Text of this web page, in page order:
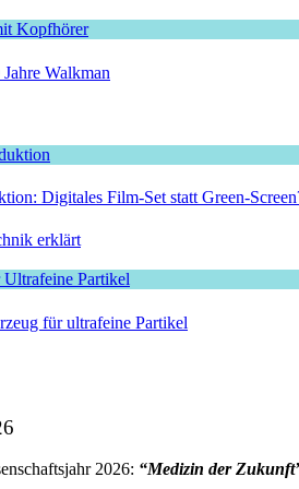
Walkman
Digitales Film-Set statt Green-
erklärt
für ultrafeine Partikel
2026: “Medizin der